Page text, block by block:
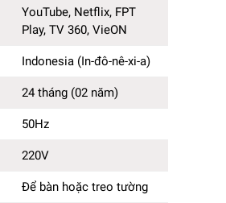
+ Giọng Nói
webOS 25
Dolby Vision, HDR10,
YouTube, Netflix, FPT
Play, TV 360, VieON
Indonesia (In-đô-nê-xi-a)
24 tháng (02 năm)
50Hz
220V
Để bàn hoặc treo tường